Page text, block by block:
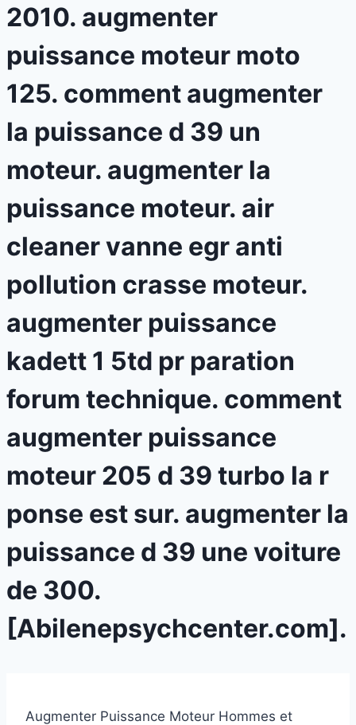
2010. augmenter
puissance moteur moto
125. comment augmenter
la puissance d 39 un
moteur. augmenter la
puissance moteur. air
cleaner vanne egr anti
pollution crasse moteur.
augmenter puissance
kadett 1 5td pr paration
forum technique. comment
augmenter puissance
moteur 205 d 39 turbo la r
ponse est sur. augmenter la
puissance d 39 une voiture
de 300.
[Abilenepsychcenter.com].
Augmenter Puissance Moteur Hommes et